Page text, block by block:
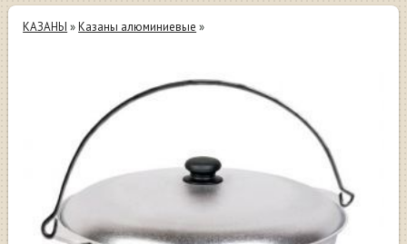
КАЗАНЫ »Казаны алюминиевые »